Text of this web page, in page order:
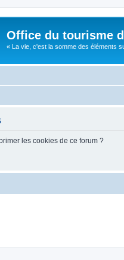
Office du tourisme
« La vie, c'est la somme des éléments
les cookies de ce forum ?